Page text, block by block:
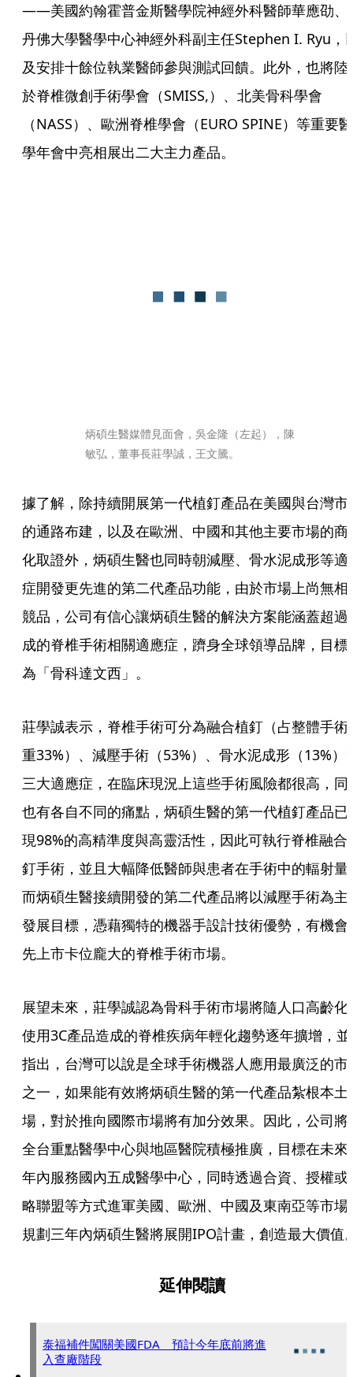
——美國約翰霍普金斯醫學院神經外科醫師華應劭、
丹佛大學醫學中心神經外科副主任Stephen I. Ryu，
及安排十餘位執業醫師參與測試回饋。此外，也將陸
於脊椎微創手術學會（SMISS,）、北美骨科學會
（NASS）、歐洲脊椎學會（EURO SPINE）等重要醫
學年會中亮相展出二大主力產品。
炳碩生醫媒體見面會，吳金隆（左起），陳
敏弘，董事長莊學誠，王文騰。
據了解，除持續開展第一代植釘產品在美國與台灣市
的通路布建，以及在歐洲、中國和其他主要市場的商
化取證外，炳碩生醫也同時朝減壓、骨水泥成形等適
症開發更先進的第二代產品功能，由於市場上尚無相
競品，公司有信心讓炳碩生醫的解決方案能涵蓋超過
成的脊椎手術相關適應症，躋身全球領導品牌，目標
為「骨科達文西」。
莊學誠表示，脊椎手術可分為融合植釘（占整體手術
重33%）、減壓手術（53%）、骨水泥成形（13%）
三大適應症，在臨床現況上這些手術風險都很高，同
也有各自不同的痛點，炳碩生醫的第一代植釘產品已
現98%的高精準度與高靈活性，因此可執行脊椎融合
釘手術，並且大幅降低醫師與患者在手術中的輻射量
而炳碩生醫接續開發的第二代產品將以減壓手術為主
發展目標，憑藉獨特的機器手設計技術優勢，有機會
先上市卡位龐大的脊椎手術市場。
展望未來，莊學誠認為骨科手術市場將隨人口高齡化
使用3C產品造成的脊椎疾病年輕化趨勢逐年擴增，並
指出，台灣可以說是全球手術機器人應用最廣泛的市
之一，如果能有效將炳碩生醫的第一代產品紮根本土
場，對於推向國際市場將有加分效果。因此，公司將
全台重點醫學中心與地區醫院積極推廣，目標在未來
年內服務國內五成醫學中心，同時透過合資、授權或
略聯盟等方式進軍美國、歐洲、中國及東南亞等市場
規劃三年內炳碩生醫將展開IPO計畫，創造最大價值
延伸閱讀
泰福補件闖關美國FDA 預計今年底前將進
入查廠階段